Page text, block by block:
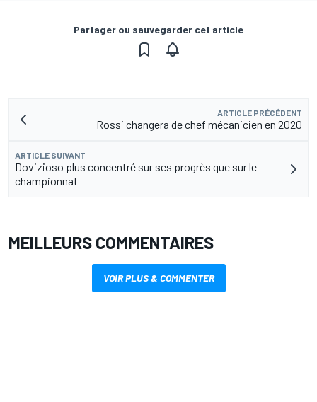
Partager ou sauvegarder cet article
ARTICLE PRÉCÉDENT
Rossi changera de chef mécanicien en 2020
ARTICLE SUIVANT
Dovizioso plus concentré sur ses progrès que sur le
championnat
MEILLEURS COMMENTAIRES
VOIR PLUS & COMMENTER